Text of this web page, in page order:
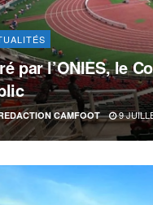
par l’ONIES, le
CAMFOOT 9